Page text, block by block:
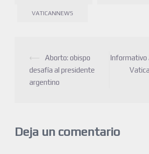
VATICANNEWS
⟵
Aborto: obispo
desafía al presidente
argentino
Deja un comentario